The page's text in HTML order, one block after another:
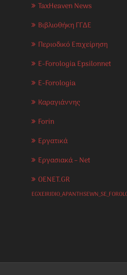
TaxHeaven News
Βιβλιοθήκη ΓΓΔΕ
Περιοδικό Επιχείρηση
E-Forologia Epsilonnet
E-Forologia
Καραγιάννης
Forin
Εργατικά
Εργασιακά – Net
OENET.GR